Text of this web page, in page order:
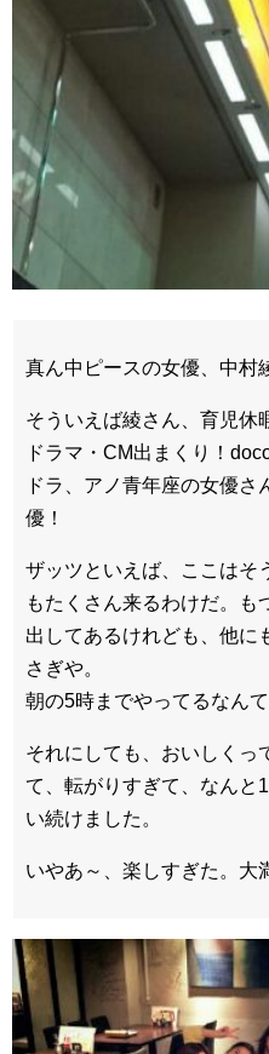
真ん中ピースの女優、中村
そういえば綾さん、育児休
ドラマ・CM出まくり！
ドラ、アノ青年座の女優
優！
ザッツといえば、ここはそ
もたくさん来るわけだ。も
出してあるけれども、他に
さぎや。
朝の5時までやってるなんて
それにしても、おいしくっ
て、転がりすぎて、なんと
い続けました。
いやあ～、楽しすぎた。大